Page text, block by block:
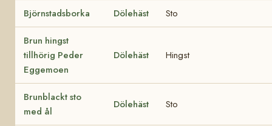
Björnstadsborka Dölehäst Sto
Brun hingst
tillhörig Peder
Eggemoen
Dölehäst Hingst
Brunblackt sto
med ål
Dölehäst Sto